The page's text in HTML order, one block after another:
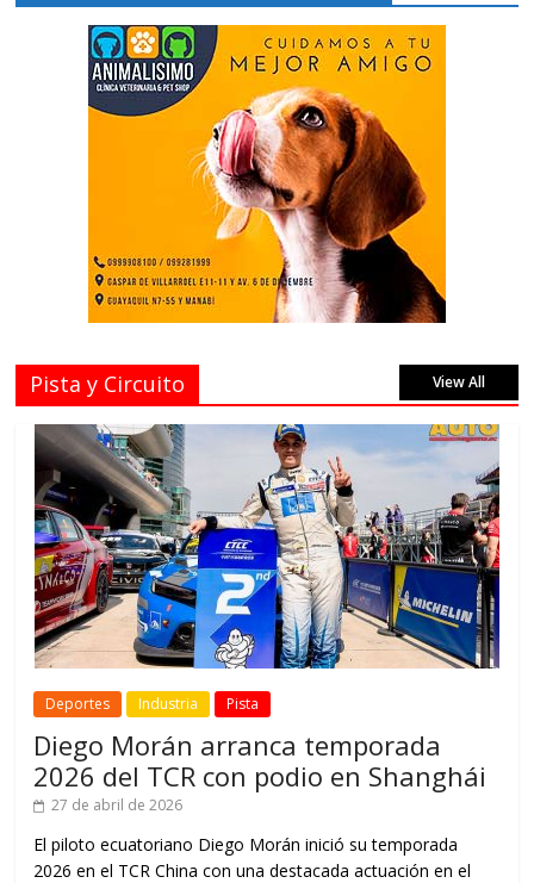
Pista y Circuito View All
Deportes Industria Pista
Diego Morán arranca temporada
2026 del TCR con podio en Shanghái
27 de abril de 2026
El piloto ecuatoriano Diego Morán inició su temporada
2026 en el TCR China con una destacada actuación en el